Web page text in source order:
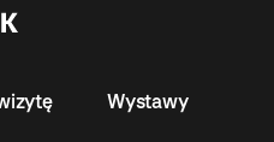
Wystawy